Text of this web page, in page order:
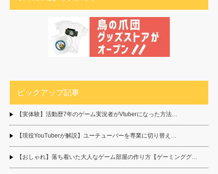
ピックアップ記事
【実体験】活動歴7年のゲーム実況者がVtuberになった方法…
【現役YouTuberが解説】ユーチューバーを専業に切り替え…
【おしゃれ】落ち着いた大人なゲーム部屋の作り方【ゲーミンググ…